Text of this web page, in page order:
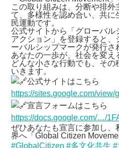
この取り組みは、分断や排
て、多様性を認め合い、共
民運動です。
公式サイトから「グローバル
アクション」を登録すると、
ーバルシップマークが発行さ
あなたの一歩が、社会を変え
どんな小さな行動でも、そ
いきます。
公式サイトはこちら
https://sites.google.com/
宣言フォームはこちら
https://docs.google.com/…/
ぜひあなたも宣言に参加し
界へ「Global Citizen
#GlobalCitizen #多文化共生 #